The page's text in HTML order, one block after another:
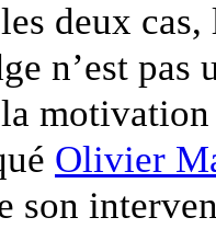
deux cas,
n’est
Olivier
son